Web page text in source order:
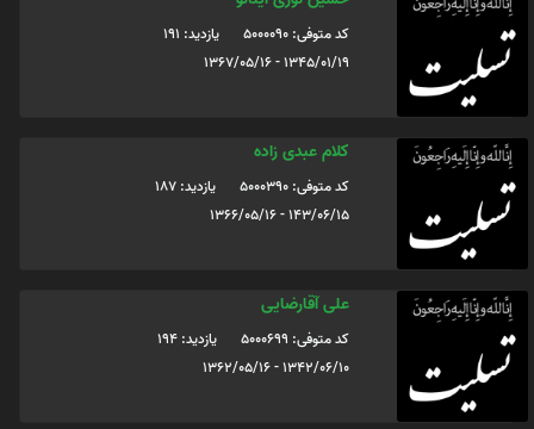
کد متوفی: 5000090
یازدید: 191
1345/01/19 - 1367/05/16
کلام عبدی زاده
کد متوفی: 5000390
یازدید: 187
143/06/15 - 1366/05/16
علی آقارضایی
کد متوفی: 5000699
یازدید: 194
1342/06/10 - 1362/05/16